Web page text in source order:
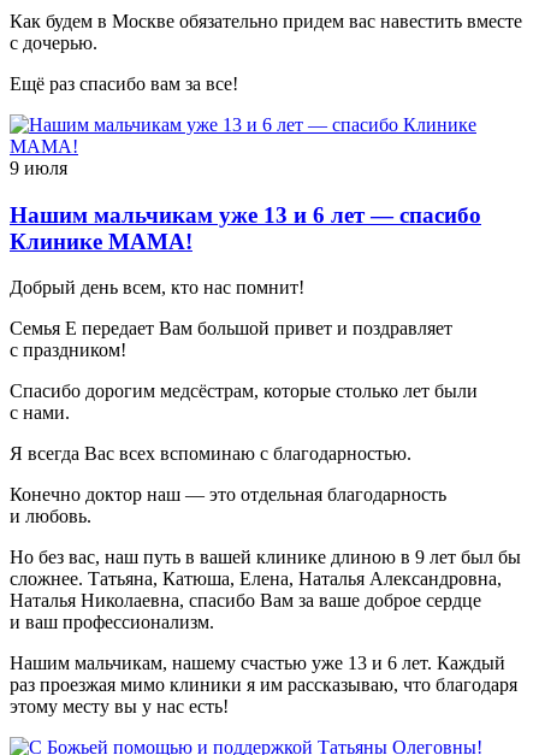
Как будем в Москве обязательно придем вас навестить вместе
с дочерью.
Ещё раз спасибо вам за все!
9 июля
Нашим мальчикам уже 13 и 6 лет — спасибо
Клинике МАМА!
Добрый день всем, кто нас помнит!
Семья Е передает Вам большой привет и поздравляет
с праздником!
Спасибо дорогим медсёстрам, которые столько лет были
с нами.
Я всегда Вас всех вспоминаю с благодарностью.
Конечно доктор наш — это отдельная благодарность
и любовь.
Но без вас, наш путь в вашей клинике длиною в 9 лет был бы
сложнее. Татьяна, Катюша, Елена, Наталья Александровна,
Наталья Николаевна, спасибо Вам за ваше доброе сердце
и ваш профессионализм.
Нашим мальчикам, нашему счастью уже 13 и 6 лет. Каждый
раз проезжая мимо клиники я им рассказываю, что благодаря
этому месту вы у нас есть!